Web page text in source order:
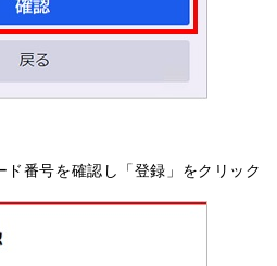
ド番号を確認し「登録」をクリック